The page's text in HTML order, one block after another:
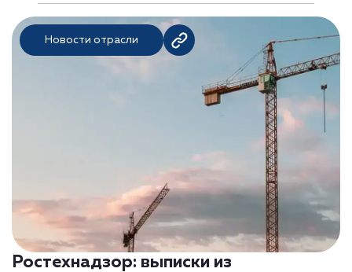
Новости отрасли
Ростехнадзор: выписки из